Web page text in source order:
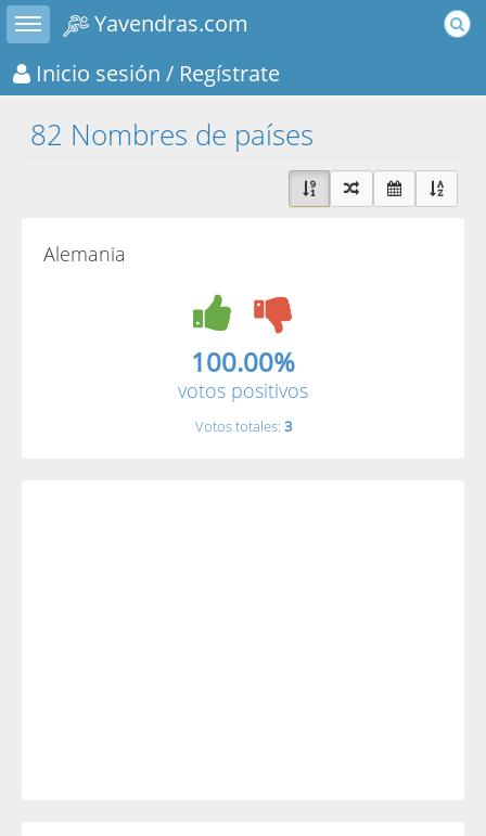
Toggle sidebar
Yavendras.com
Inicio sesión / Regístrate
82 Nombres de países
Alemania
100.00%
votos positivos
Votos totales: 3